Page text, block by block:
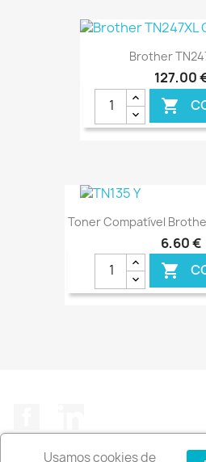
Brother
127,00

Toner Compatível
6,60 €

Usamos cookies de